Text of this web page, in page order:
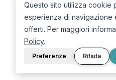
Cookie
© 2026 D.Lab
Questo sito utilizza cookie
esperienza di navigazione
offerti. Per maggiori
Policy.
Preferenze Rifiuta